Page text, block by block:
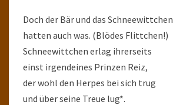
Doch der Bär und das Schneewittchen
hatten auch was. (Blödes Flittchen!)
Schneewittchen erlag ihrerseits
einst irgendeines Prinzen Reiz,
der wohl den Herpes bei sich trug
und über seine Treue lug*.